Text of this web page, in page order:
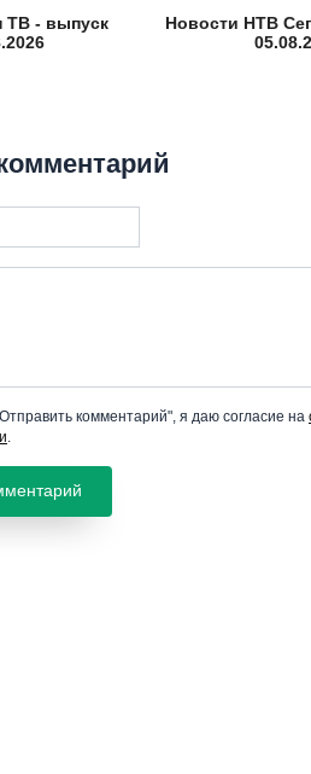
ТВ - выпуск
Новости НТВ
комментарий", я даю согласие на